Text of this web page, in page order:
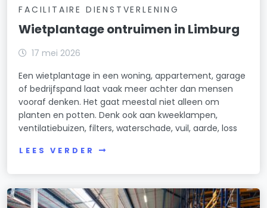
FACILITAIRE DIENSTVERLENING
Wietplantage ontruimen in Limburg
17 mei 2026
Een wietplantage in een woning, appartement, garage
of bedrijfspand laat vaak meer achter dan mensen
vooraf denken. Het gaat meestal niet alleen om
planten en potten. Denk ook aan kweeklampen,
ventilatiebuizen, filters, waterschade, vuil, aarde, loss
LEES VERDER